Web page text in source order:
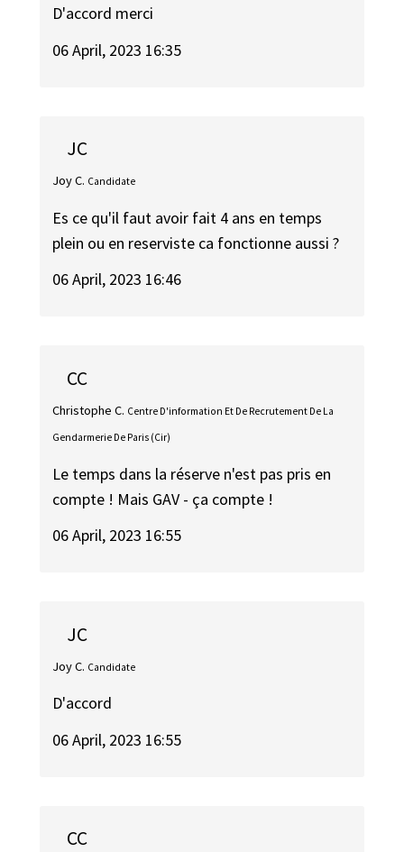
D'accord merci
06 April, 2023 16:35
JC
Joy C. Candidate
Es ce qu'il faut avoir fait 4 ans en temps
plein ou en reserviste ca fonctionne aussi ?
06 April, 2023 16:46
CC
Christophe C. Centre D'information Et De Recrutement De La
Gendarmerie De Paris (Cir)
Le temps dans la réserve n'est pas pris en
compte ! Mais GAV - ça compte !
06 April, 2023 16:55
JC
Joy C. Candidate
D'accord
06 April, 2023 16:55
CC